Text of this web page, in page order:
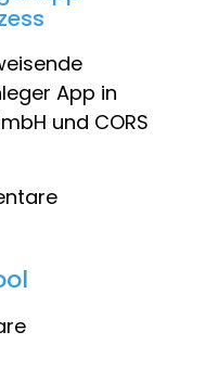
App in
und CORS